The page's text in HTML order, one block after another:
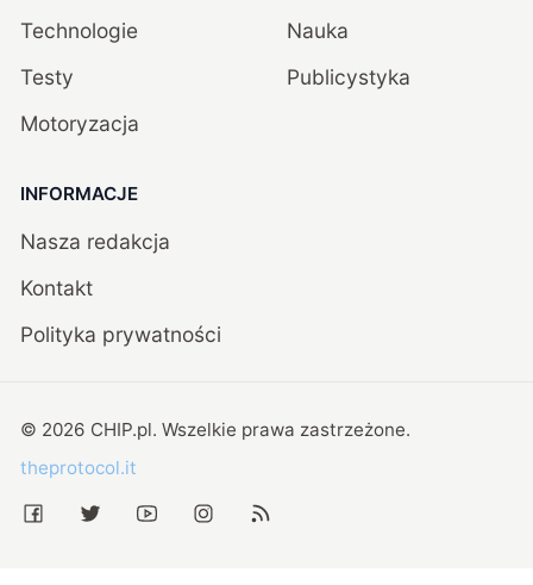
Technologie
Testy
Motoryzacja
Nauka
Publicystyka
INFORMACJE
Nasza redakcja
Kontakt
Polityka prywatności
© 2026 CHIP.pl. Wszelkie prawa zastrzeżone.
theprotocol.it